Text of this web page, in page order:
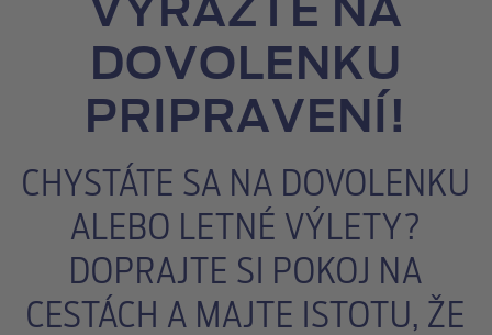
VYRAZTE NA
DOVOLENKU
PRIPRAVENÍ!
CHYSTÁTE SA NA DOVOLENKU
ALEBO LETNÉ VÝLETY?
DOPRAJTE SI POKOJ NA
CESTÁCH A MAJTE ISTOTU, ŽE